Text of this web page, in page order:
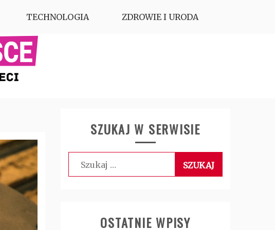
TECHNOLOGIA ZDROWIE I URODA
SZUKAJ W SERWISIE
Szukaj:
OSTATNIE WPISY